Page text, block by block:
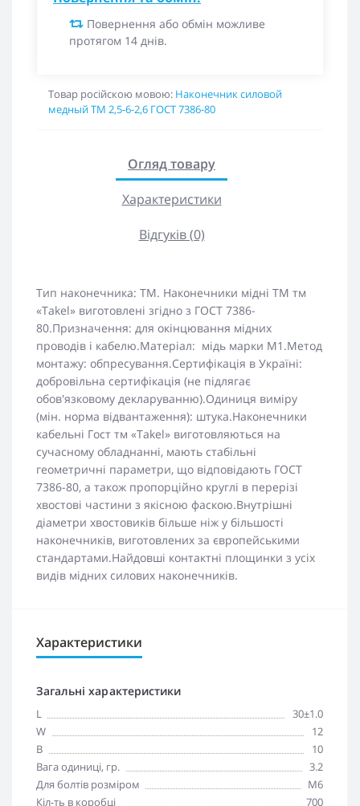
Повернення або обмін можливе
протягом 14 днів.
Товар російскою мовою: Наконечник силовой
медный ТМ 2,5-6-2,6 ГОСТ 7386-80
Огляд товару
Характеристики
Відгуків (0)
Тип наконечника: ТМ. Наконечники мідні ТМ тм
«Takel» виготовлені згідно з ГОСТ 7386-
80.Призначення: для окінцювання мідних
проводів і кабелю.Матеріал: мідь марки М1.Метод
монтажу: обпресування.Сертифікація в Україні:
добровільна сертифікація (не підлягає
обов'язковому декларуванню).Одиниця виміру
(мін. норма відвантаження): штука.Наконечники
кабельні Гост тм «Takel» виготовляються на
сучасному обладнанні, мають стабільні
геометричні параметри, що відповідають ГОСТ
7386-80, а також пропорційно круглі в перерізі
хвостові частини з якісною фаскою.Внутрішні
діаметри хвостовиків більше ніж у більшості
наконечників, виготовлених за європейськими
стандартами.Найдовші контактні площинки з усіх
видів мідних силових наконечників.
Характеристики
Загальні характеристики
L
30±1.0
W
12
В
10
Вага одиниці, гр.
3.2
Для болтів розміром
М6
Кіл-ть в коробці
700